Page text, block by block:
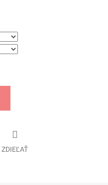
ZDIEĽAŤ